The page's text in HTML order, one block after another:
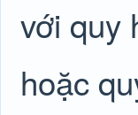
với quy
hoặc